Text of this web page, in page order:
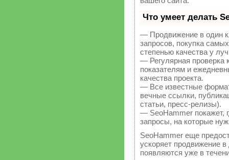
Что умеет делать
— Продвижение в один
запросов, покупка
степенью качества у
— Регулярная проверка
показателям и
качества проекта.
— Все известные
вечные ссылки,
статьи, пресс-релизы).
— SeoHammer покажет,
запросы, на которые
SeoHammer еще
ускоряет продвижение
появляются уже в